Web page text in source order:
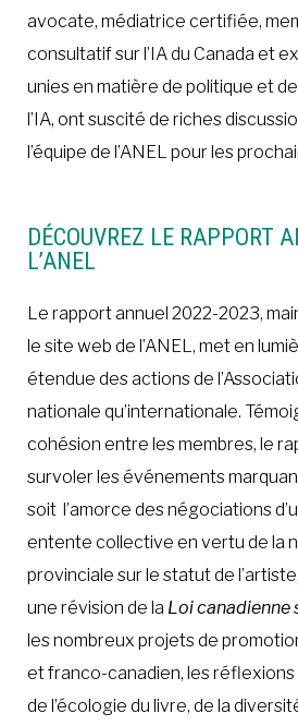
avocate, médiatrice certifiée,
consultatif sur l’IA du Canada et
unies en matière de politique et
l’IA, ont suscité de riches
l’équipe de l’ANEL pour les
DÉCOUVREZ LE RAPPORT
L’ANEL
Le rapport annuel 2022-2023,
le site web de l’ANEL, met en
étendue des actions de
nationale qu’internationale.
cohésion entre les membres, le
survoler les événements
soit l’amorce des négociations
entente collective en vertu de la
provinciale sur le statut de
une révision de la Loi canadienne
les nombreux projets de
et franco-canadien, les
de l’écologie du livre, de la